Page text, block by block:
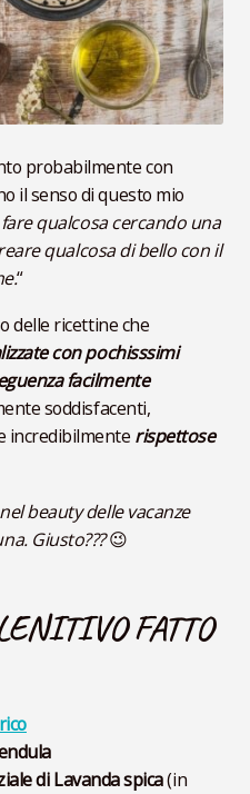
probabilmente con
il senso di questo mio
fare qualcosa cercando una
qualcosa di bello con il
“
delle ricettine che
con pochisssimi
facilmente
soddisfacenti,
incredibilmente rispettose
beauty delle vacanze
Giusto???😉
FATTO
di Lavanda spica(in